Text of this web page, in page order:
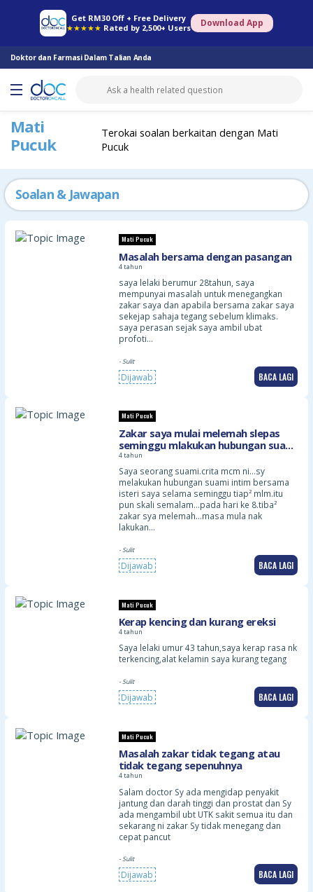
Get RM30 Off + Free Delivery
★★★★★ Rated by 2,500+ Users Download App
Doktor dan Farmasi Dalam Talian Anda
Farmasi Online Konsult Doktor Saringan Kesihatan Konsult Pakar
Mati
Pucuk
Terokai soalan berkaitan dengan Mati
Pucuk
Soalan & Jawapan
Mati Pucuk
Masalah bersama dengan pasangan
4 tahun
saya lelaki berumur 28tahun, saya
mempunyai masalah untuk menegangkan
zakar saya dan apabila bersama zakar saya
sekejap sahaja tegang sebelum klimaks.
saya perasan sejak saya ambil ubat
profoti…
- Sulit
Dijawab BACA LAGI
Mati Pucuk
Zakar saya mulai melemah slepas
seminggu mlakukan hubungan suami
ister
4 tahun
Saya seorang suami.crita mcm ni…sy
melakukan hubungan suami intim bersama
isteri saya selama seminggu tiap² mlm.itu
pun skali semalam…pada hari ke 8.tiba²
zakar sya melemah…masa mula nak
lakukan…
- Sulit
Dijawab BACA LAGI
Mati Pucuk
Kerap kencing dan kurang ereksi
4 tahun
Saya lelaki umur 43 tahun,saya kerap rasa nk
terkencing,alat kelamin saya kurang tegang
- Sulit
Dijawab BACA LAGI
Mati Pucuk
Masalah zakar tidak tegang atau
tidak tegang sepenuhnya
4 tahun
Salam doctor Sy ada mengidap penyakit
jantung dan darah tinggi dan prostat dan Sy
ada mengambil ubt UTK sakit semua itu dan
sekarang ni zakar Sy tidak menegang dan
cepat pancut
- Sulit
Dijawab BACA LAGI